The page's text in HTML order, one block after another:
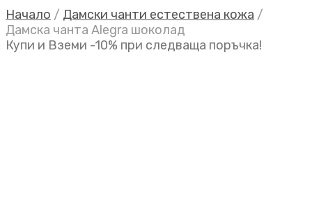
Начало / Дамски чанти естествена кожа /
Дамска чанта Alegra шоколад
Купи и Вземи -10% при следваща поръчка!